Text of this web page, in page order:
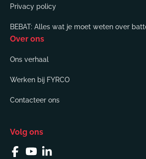
Privacy policy
BEBAT: Alles wat je moet weten over
Over ons
Ons verhaal
Werken bij FYRCO
Contacteer ons
Volg ons
Facebook
YouTubeLinkedin